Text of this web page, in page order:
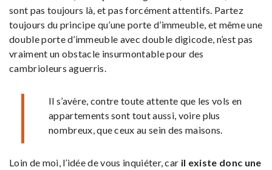
sont pas toujours là, et pas forcément attentifs. Partez
toujours du principe qu’une porte d’immeuble, et même une
double porte d’immeuble avec double digicode, n’est pas
vraiment un obstacle insurmontable pour des
cambrioleurs aguerris.
Il s’avère, contre toute attente que les vols en
appartements sont tout aussi, voire plus
nombreux, que ceux au sein des maisons.
Loin de moi, l’idée de vous inquiéter, car il existe donc une